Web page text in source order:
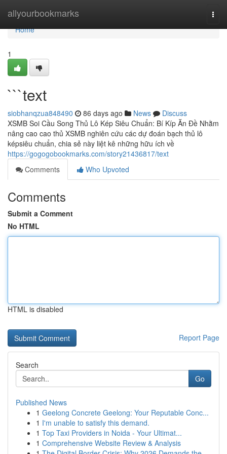
allyourbookmarks
Home
Home
1
```text
siobhanqzua848490 86 days ago News
Discuss
XSMB Soi Cầu Song Thủ Lô Kép Siêu Chuẩn: Bí Kíp Ăn Đề Nhằm
nâng cao cao thủ XSMB nghiên cứu các dự đoán bạch thủ lô
képsiêu chuẩn, chia sẻ này liệt kê những hữu ích về
https://gogogobookmarks.com/story21436817/text
Comments
Who Upvoted
Comments
Submit a Comment
No HTML
HTML is disabled
Report Page
Search
Go
Published News
1 Geelong Concrete Geelong: Your Reputable Conc...
1 I'm unable to satisfy this demand.
1 Top Taxi Providers in Noida - Your Ultimat...
1 Comprehensive Website Review & Analysis